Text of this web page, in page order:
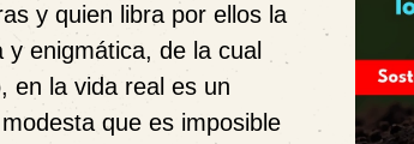
y quien libra por ellos la
enigmática, de la cual
en la vida real es un
que es imposible